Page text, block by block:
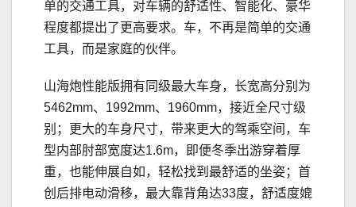
单的交通工具，对车辆的舒适性、智能化、豪华
程度都提出了更高要求。车，不再是简单的交通
工具，而是家庭的伙伴。
山海炮性能版拥有同级最大车身，长宽高分别为
5462mm、1992mm、1960mm，接近全尺寸级
别；更大的车身尺寸，带来更大的驾乘空间，车
型内部肘部宽度达1.6m，即便冬季出游穿着厚
重，也能伸展自如，轻松找到最舒适的坐姿；首
创后排电动滑移，最大靠背角达33度，舒适度媲